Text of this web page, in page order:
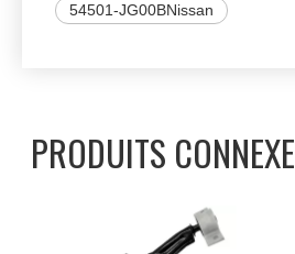
54501-JG00BNissan
PRODUITS